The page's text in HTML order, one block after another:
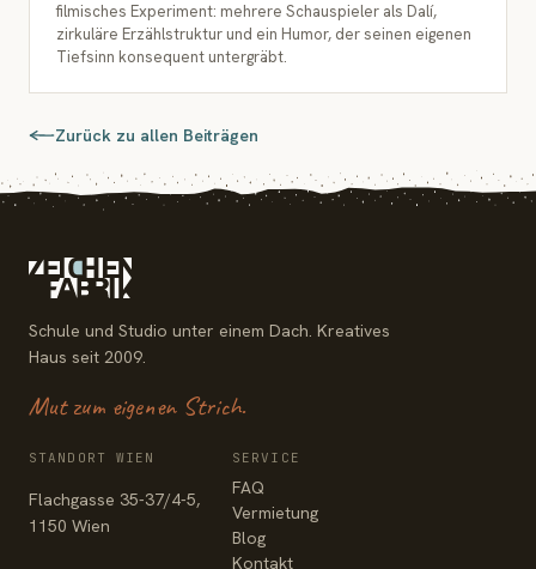
filmisches Experiment: mehrere Schauspieler als Dalí,
zirkuläre Erzählstruktur und ein Humor, der seinen eigenen
Tiefsinn konsequent untergräbt.
Zurück zu allen Beiträgen
Schule und Studio unter einem Dach. Kreatives
Haus seit 2009.
Mut zum eigenen Strich.
STANDORT WIEN
Flachgasse 35-37/4-5,
1150 Wien
SERVICE
FAQ
Vermietung
Blog
Kontakt